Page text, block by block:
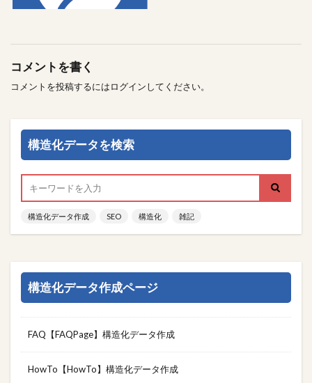
コメントを書く
コメントを投稿するにはログインしてください。
構造化データを検索
構造化データ作成 SEO 構造化 雑記
構造化データ作成ページ
FAQ【FAQPage】構造化データ作成
HowTo【HowTo】構造化データ作成